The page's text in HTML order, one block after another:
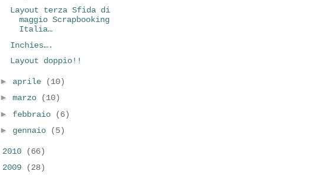
Layout terza Sfida di
maggio Scrapbooking
Italia…
Inchies….
Layout doppio!!
► aprile
(10)
► marzo
(10)
► febbraio
(6)
► gennaio (5)
2010
(66)
2009 (28)